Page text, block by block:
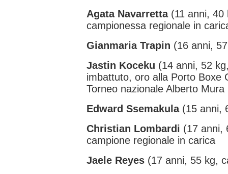
Agata Navarretta (11 anni,
campionessa regionale in
Gianmaria Trapin (16 anni,
Jastin Koceku (14 anni, 52
imbattuto, oro alla Porto Boxe
Torneo nazionale Alberto Mura
Edward Ssemakula (15 anni,
Christian Lombardi (17 anni,
campione regionale in carica
Jaele Reyes (17 anni, 55 kg,